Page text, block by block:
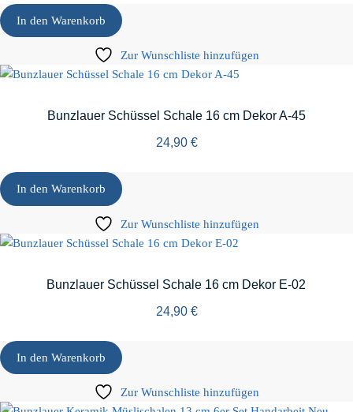
In den Warenkorb
Zur Wunschliste hinzufügen
Bunzlauer Schüssel Schale 16 cm Dekor A-45
24,90 €
In den Warenkorb
Zur Wunschliste hinzufügen
Bunzlauer Schüssel Schale 16 cm Dekor E-02
24,90 €
In den Warenkorb
Zur Wunschliste hinzufügen